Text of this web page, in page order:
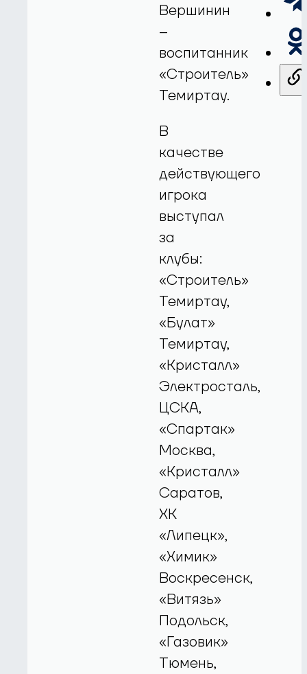
Вершинин
–
воспитанник
«Строитель»
Темиртау.
В
качестве
действующего
игрока
выступал
за
клубы:
«Строитель»
Темиртау,
«Булат»
Темиртау,
«Кристалл»
Электросталь,
ЦСКА,
«Спартак»
Москва,
«Кристалл»
Саратов,
ХК
«Липецк»,
«Химик»
Воскресенск,
«Витязь»
Подольск,
«Газовик»
Тюмень,